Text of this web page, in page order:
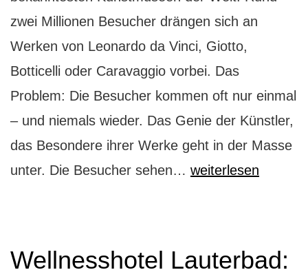
zwei Millionen Besucher drängen sich an
Werken von Leonardo da Vinci, Giotto,
Botticelli oder Caravaggio vorbei. Das
Problem: Die Besucher kommen oft nur einmal
– und niemals wieder. Das Genie der Künstler,
das Besondere ihrer Werke geht in der Masse
unter. Die Besucher sehen… Mission
weiterlesen
Wellnesshotel Lauterbad: